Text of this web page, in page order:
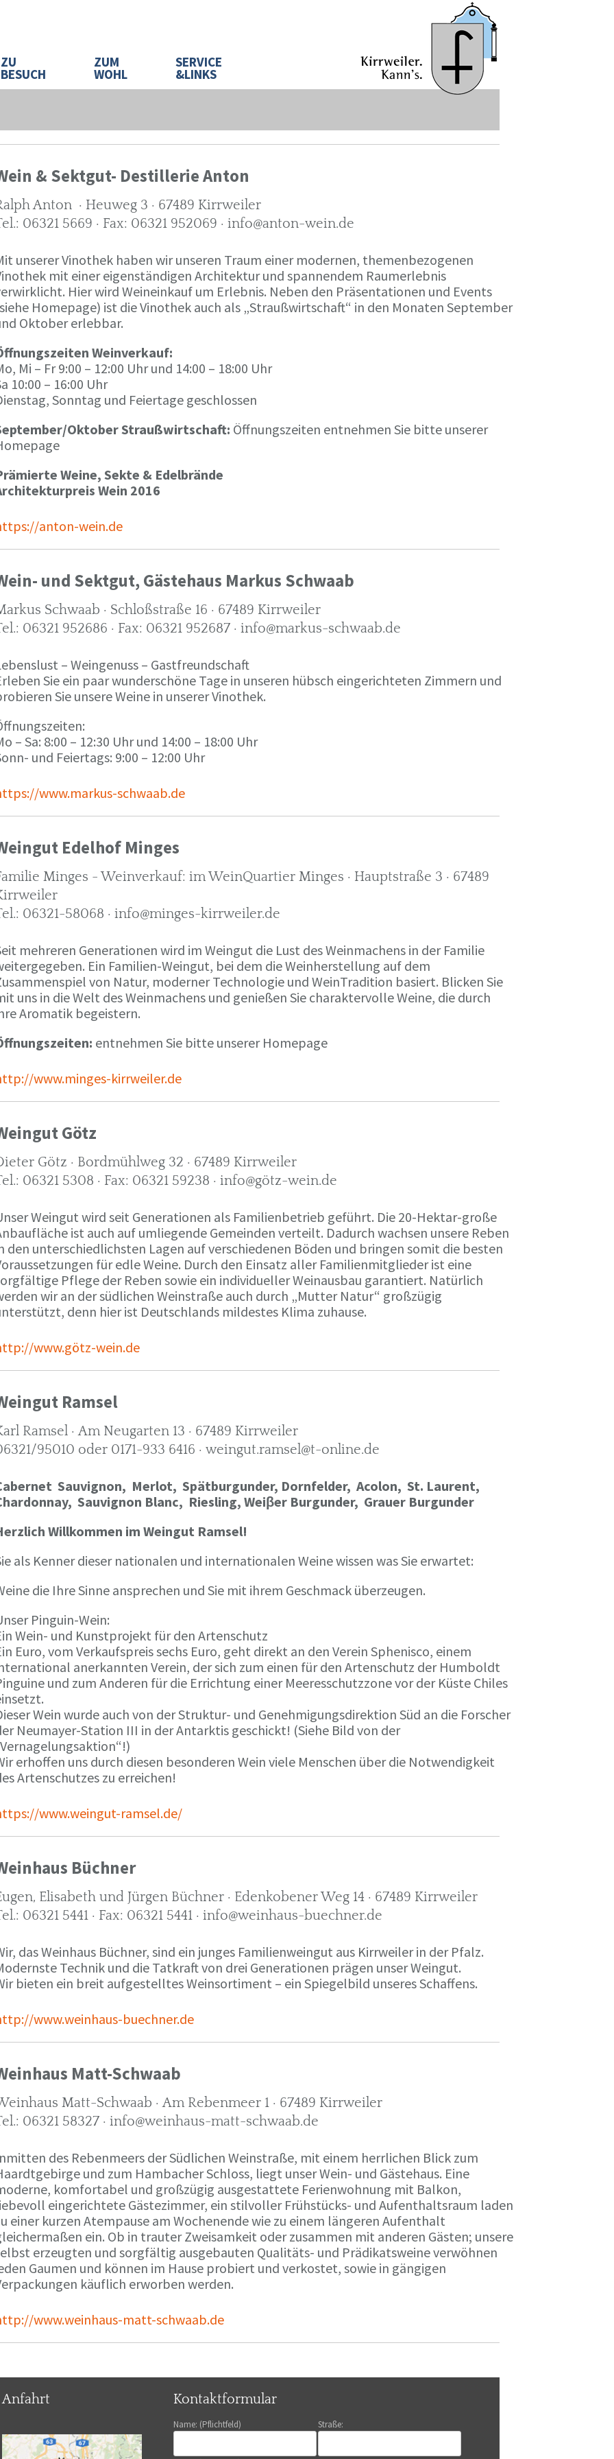
ZU
BESUCH
ZUM
WOHL
SERVICE
&LINKS
& Sektgut- Destillerie Anton
Anton · Heuweg 3 · 67489 Kirrweiler
06321 5669 · Fax: 06321 952069 · info@anton-wein.de
unserer Vinothek haben wir unseren Traum einer modernen, themenbezogenen
mit einer eigenständigen Architektur und spannendem Raumerlebnis
Hier wird Weineinkauf um Erlebnis. Neben den Präsentationen und Events
Homepage) ist die Vinothek auch als „Straußwirtschaft“ in den Monaten September
Oktober erlebbar.
Weinverkauf:
Mi – Fr 9:00 – 12:00 Uhr und 14:00 – 18:00 Uhr
10:00 – 16:00 Uhr
Sonntag und Feiertage geschlossen
Oktober Straußwirtschaft: Öffnungszeiten entnehmen Sie bitte unserer
Weine, Sekte & Edelbrände
Wein 2016
anton-wein.de
und Sektgut, Gästehaus Markus Schwaab
Schwaab · Schloßstraße 16 · 67489 Kirrweiler
06321 952686 · Fax: 06321 952687 · info@markus-schwaab.de
– Weingenuss – Gastfreundschaft
Sie ein paar wunderschöne Tage in unseren hübsch eingerichteten Zimmern und
Sie unsere Weine in unserer Vinothek.
– Sa: 8:00 – 12:30 Uhr und 14:00 – 18:00 Uhr
und Feiertags: 9:00 – 12:00 Uhr
www.markus-schwaab.de
Edelhof Minges
Minges - Weinverkauf: im WeinQuartier Minges · Hauptstraße 3 · 67489
06321-58068 · info@minges-kirrweiler.de
mehreren Generationen wird im Weingut die Lust des Weinmachens in der Familie
Ein Familien-Weingut, bei dem die Weinherstellung auf dem
von Natur, moderner Technologie und WeinTradition basiert. Blicken Sie
uns in die Welt des Weinmachens und genießen Sie charaktervolle Weine, die durch
Aromatik begeistern.
entnehmen Sie bitte unserer Homepage
www.minges-kirrweiler.de
Götz
Götz · Bordmühlweg 32 · 67489 Kirrweiler
06321 5308 · Fax: 06321 59238 · info@götz-wein.de
Weingut wird seit Generationen als Familienbetrieb geführt. Die 20-Hektar-große
ist auch auf umliegende Gemeinden verteilt. Dadurch wachsen unsere Reben
den unterschiedlichsten Lagen auf verschiedenen Böden und bringen somit die besten
für edle Weine. Durch den Einsatz aller Familienmitglieder ist eine
Pflege der Reben sowie ein individueller Weinausbau garantiert. Natürlich
wir an der südlichen Weinstraße auch durch „Mutter Natur“ großzügig
denn hier ist Deutschlands mildestes Klima zuhause.
www.götz-wein.de
Ramsel
Ramsel · Am Neugarten 13 · 67489 Kirrweiler
95010 oder 0171-933 6416 · weingut.ramsel@t-online.de
Sauvignon, Merlot, Spätburgunder, Dornfelder, Acolon, St. Laurent,
Sauvignon Blanc, Riesling, Weiβer Burgunder, Grauer Burgunder
Willkommen im Weingut Ramsel!
als Kenner dieser nationalen und internationalen Weine wissen was Sie erwartet:
die Ihre Sinne ansprechen und Sie mit ihrem Geschmack überzeugen.
Pinguin-Wein:
Wein- und Kunstprojekt für den Artenschutz
Euro, vom Verkaufspreis sechs Euro, geht direkt an den Verein Sphenisco, einem
anerkannten Verein, der sich zum einen für den Artenschutz der Humboldt
und zum Anderen für die Errichtung einer Meeresschutzzone vor der Küste Chiles
Wein wurde auch von der Struktur- und Genehmigungsdirektion Süd an die Forscher
Neumayer-Station III in der Antarktis geschickt! (Siehe Bild von der
erhoffen uns durch diesen besonderen Wein viele Menschen über die Notwendigkeit
Artenschutzes zu erreichen!
www.weingut-ramsel.de/
Büchner
Elisabeth und Jürgen Büchner · Edenkobener Weg 14 · 67489 Kirrweiler
06321 5441 · Fax: 06321 5441 · info@weinhaus-buechner.de
das Weinhaus Büchner, sind ein junges Familienweingut aus Kirrweiler in der Pfalz.
Technik und die Tatkraft von drei Generationen prägen unser Weingut.
bieten ein breit aufgestelltes Weinsortiment – ein Spiegelbild unseres Schaffens.
www.weinhaus-buechner.de
Matt-Schwaab
Matt-Schwaab · Am Rebenmeer 1 · 67489 Kirrweiler
06321 58327 · info@weinhaus-matt-schwaab.de
des Rebenmeers der Südlichen Weinstraße, mit einem herrlichen Blick zum
und zum Hambacher Schloss, liegt unser Wein- und Gästehaus. Eine
komfortabel und großzügig ausgestattete Ferienwohnung mit Balkon,
eingerichtete Gästezimmer, ein stilvoller Frühstücks- und Aufenthaltsraum laden
einer kurzen Atempause am Wochenende wie zu einem längeren Aufenthalt
ein. Ob in trauter Zweisamkeit oder zusammen mit anderen Gästen; unsere
erzeugten und sorgfältig ausgebauten Qualitäts- und Prädikatsweine verwöhnen
Gaumen und können im Hause probiert und verkostet, sowie in gängigen
käuflich erworben werden.
www.weinhaus-matt-schwaab.de
Anfahrt Kontaktformular
Name: (Pflichtfeld) Straße: